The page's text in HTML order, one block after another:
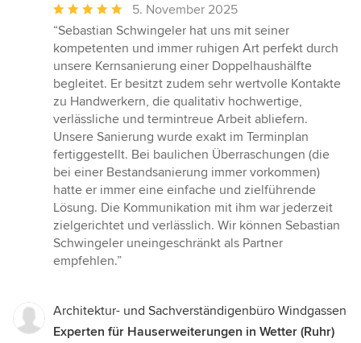
Durchschnittliche
Bewertung:
5
von
5
Sternen
5. November 2025
“Sebastian Schwingeler hat uns mit seiner
kompetenten und immer ruhigen Art perfekt durch
unsere Kernsanierung einer Doppelhaushälfte
begleitet. Er besitzt zudem sehr wertvolle Kontakte
zu Handwerkern, die qualitativ hochwertige,
verlässliche und termintreue Arbeit abliefern.
Unsere Sanierung wurde exakt im Terminplan
fertiggestellt. Bei baulichen Überraschungen (die
bei einer Bestandsanierung immer vorkommen)
hatte er immer eine einfache und zielführende
Lösung. Die Kommunikation mit ihm war jederzeit
zielgerichtet und verlässlich. Wir können Sebastian
Schwingeler uneingeschränkt als Partner
empfehlen.”
Architektur- und Sachverständigenbüro Windgassen
Experten für Hauserweiterungen in Wetter (Ruhr)